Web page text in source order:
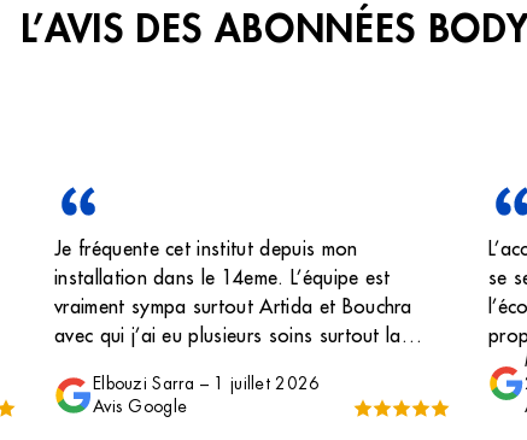
L’AVIS DES ABONNÉES
Je fréquente cet institut depuis mon
installation dans le 14eme. L’équipe est
vraiment sympa surtout Artida et Bouchra
avec qui j’ai eu plusieurs soins surtout la
serviables et toujours souriantes !
Elbouzi Sarra – 1 juillet 2026
Avis Google
se